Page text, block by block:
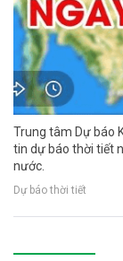
Trung tâm Dự báo
tin dự báo thời tiết
nước.
Dự báo thời tiết